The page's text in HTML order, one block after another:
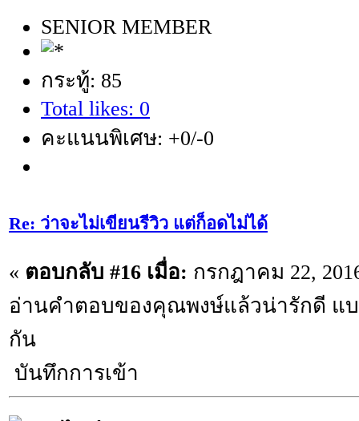
SENIOR MEMBER
กระทู้: 85
Total likes: 0
คะแนนพิเศษ: +0/-0
Re: ว่าจะไม่เขียนรีวิว แต่ก็อดไม่ได้
« ตอบกลับ #16 เมื่อ: กรกฎาคม 22,
อ่านคำตอบของคุณพงษ์แล้วน่ารักดี แ
กัน
บันทึกการเข้า